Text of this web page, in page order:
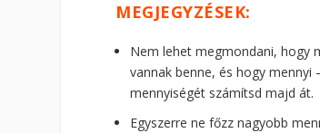
MEGJEGYZÉSEK:
Nem lehet megmondani, hogy
vannak benne, és hogy
mennyiségét számítsd majd át.
Egyszerre ne főzz nagyobb